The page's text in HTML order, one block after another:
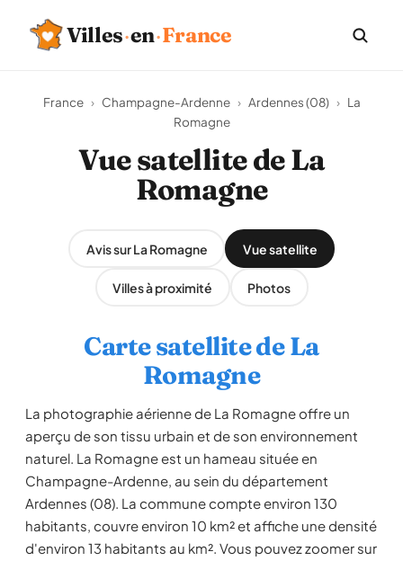
Villes·en·France
France › Champagne-Ardenne › Ardennes (08) › La
Romagne
Vue satellite de La
Romagne
Avis sur La Romagne Vue satellite
Villes à proximité Photos
Carte satellite de La
Romagne
La photographie aérienne de La Romagne offre un
aperçu de son tissu urbain et de son environnement
naturel. La Romagne est un hameau située en
Champagne-Ardenne, au sein du département
Ardennes (08). La commune compte environ 130
habitants, couvre environ 10 km² et affiche une densité
d'environ 13 habitants au km². Vous pouvez zoomer sur